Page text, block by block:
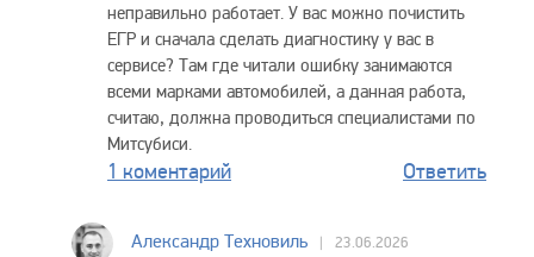
неправильно работает. У вас можно почистить
ЕГР и сначала сделать диагностику у вас в
сервисе? Там где читали ошибку занимаются
всеми марками автомобилей, а данная работа,
считаю, должна проводиться специалистами по
Митсубиси.
1 коментарий Ответить
Александр Техновиль 23.06.2026